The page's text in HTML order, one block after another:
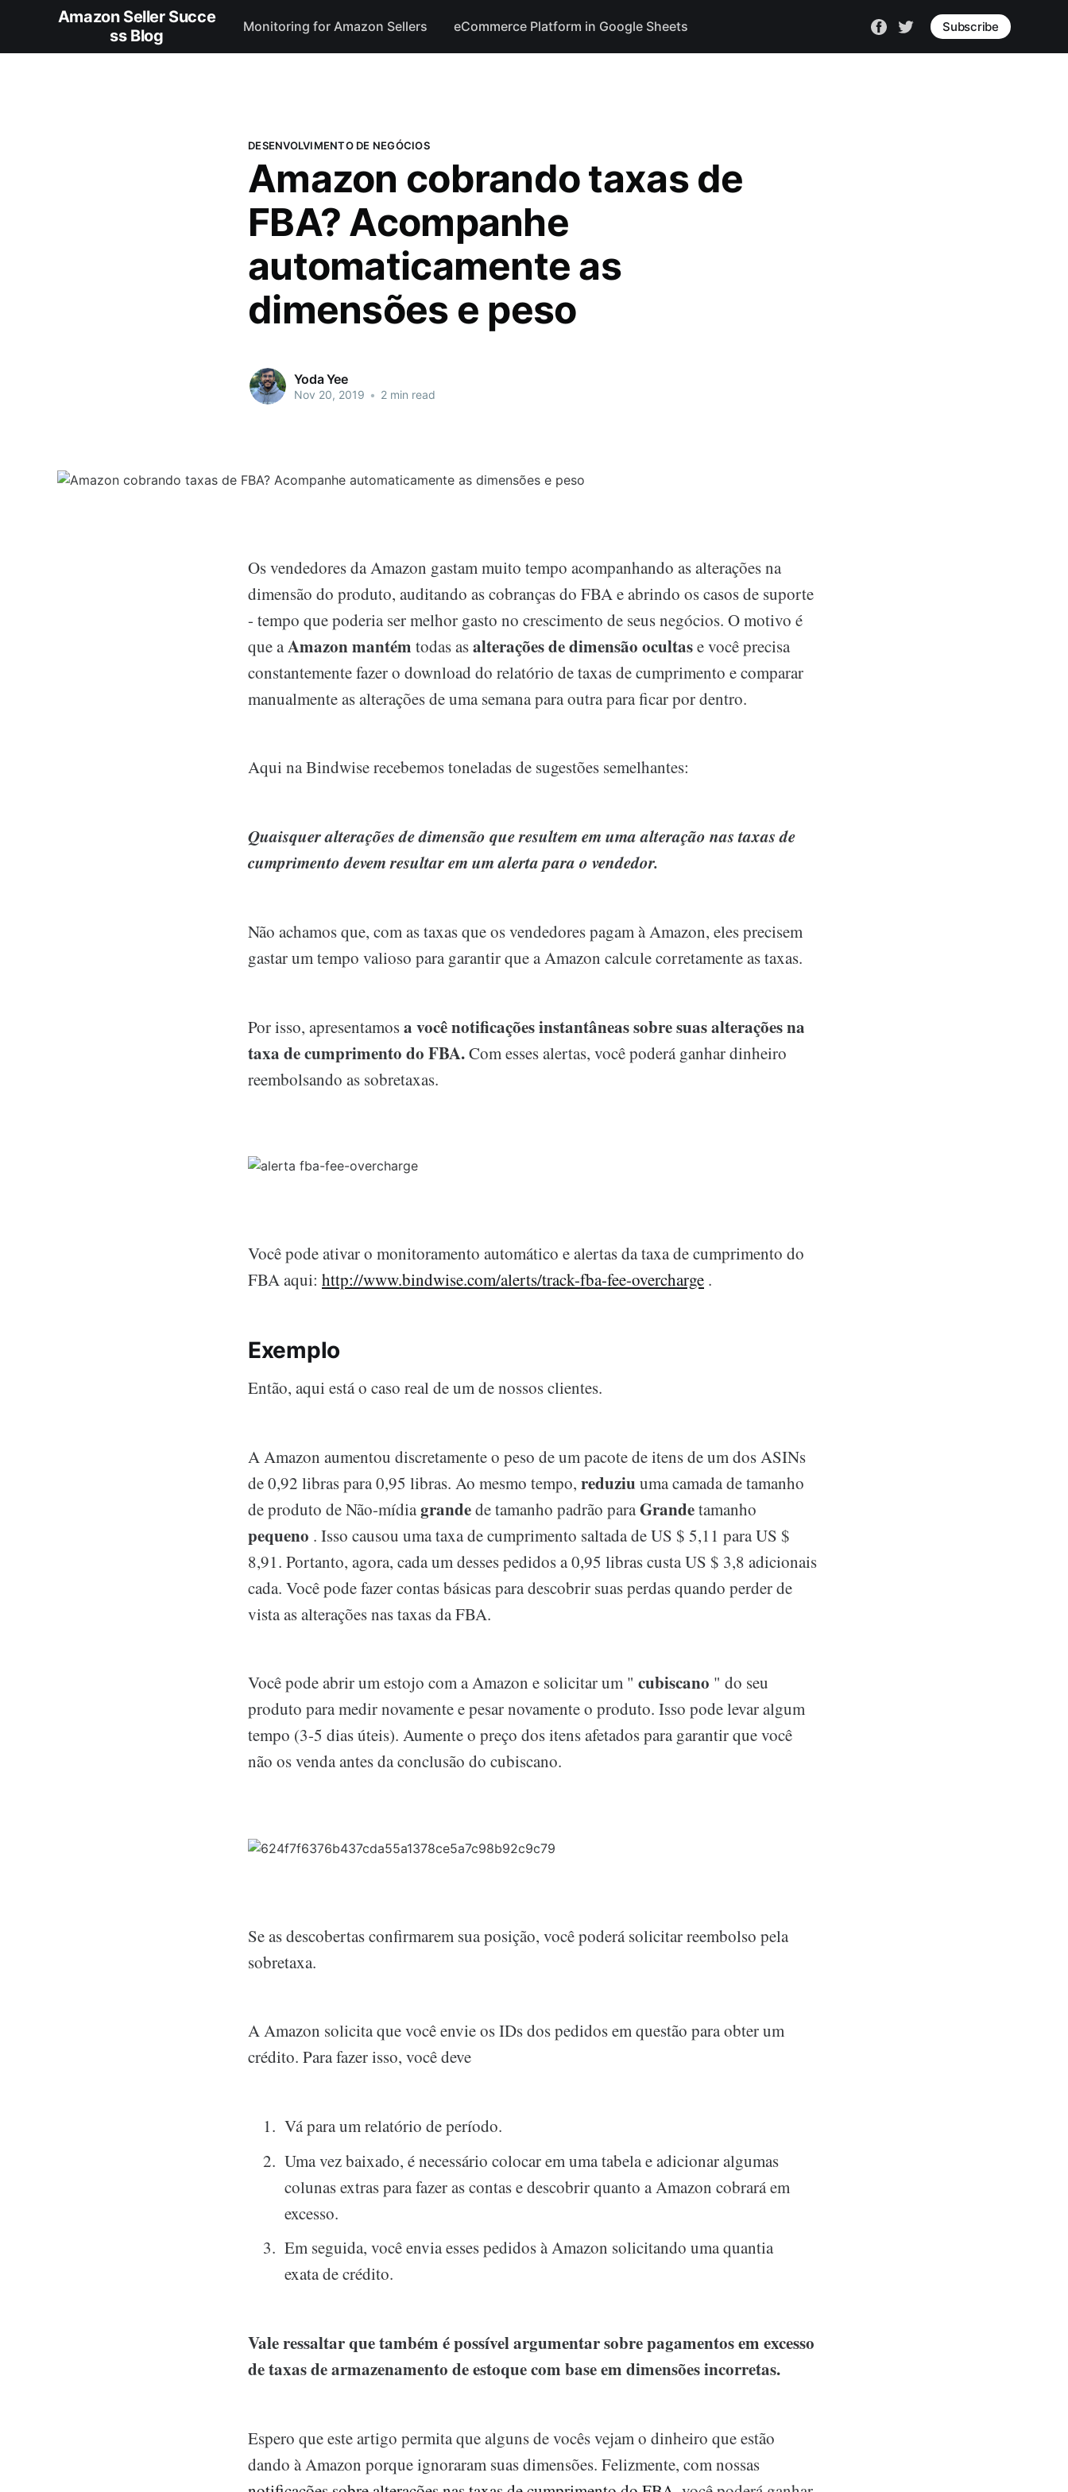
Amazon Seller Succe
ss Blog
Monitoring for Amazon Sellers eCommerce Platform in Google Sheets Subscribe
DESENVOLVIMENTO DE NEGÓCIOS
Amazon cobrando taxas de
FBA? Acompanhe
automaticamente as
dimensões e peso
Yoda Yee
Nov 20, 2019 • 2 min read
Os vendedores da Amazon gastam muito tempo acompanhando as alterações na
dimensão do produto, auditando as cobranças do FBA e abrindo os casos de suporte
- tempo que poderia ser melhor gasto no crescimento de seus negócios. O motivo é
que aAmazon mantém todas asalterações de dimensão ocultase você precisa
constantemente fazer o download do relatório de taxas de cumprimento e comparar
manualmente as alterações de uma semana para outra para ficar por dentro.
Aqui na Bindwise recebemos toneladas de sugestões semelhantes:
Quaisquer alterações de dimensão que resultem em uma alteração nas taxas de
cumprimento devem resultar em um alerta para o vendedor.
Não achamos que, com as taxas que os vendedores pagam à Amazon, eles precisem
gastar um tempo valioso para garantir que a Amazon calcule corretamente as taxas.
Por isso, apresentamosa você notificações instantâneas sobre suas alterações na
taxa de cumprimento do FBA.Com esses alertas, você poderá ganhar dinheiro
reembolsando as sobretaxas.
Você pode ativar o monitoramento automático e alertas da taxa de cumprimento do
FBA aqui: http://www.bindwise.com/alerts/track-fba-fee-overcharge .
Exemplo
Então, aqui está o caso real de um de nossos clientes.
A Amazon aumentou discretamente o peso de um pacote de itens de um dos ASINs
de 0,92 libras para 0,95 libras. Ao mesmo tempo, reduziuuma camada de tamanho
de produto de Não-mídiagrandede tamanho padrão paraGrandetamanho
pequeno . Isso causou uma taxa de cumprimento saltada de US $ 5,11 para US $
8,91. Portanto, agora, cada um desses pedidos a 0,95 libras custa US $ 3,8 adicionais
cada. Você pode fazer contas básicas para descobrir suas perdas quando perder de
vista as alterações nas taxas da FBA.
Você pode abrir um estojo com a Amazon e solicitar um " cubiscano " do seu
produto para medir novamente e pesar novamente o produto. Isso pode levar algum
tempo (3-5 dias úteis). Aumente o preço dos itens afetados para garantir que você
não os venda antes da conclusão do cubiscano.
Se as descobertas confirmarem sua posição, você poderá solicitar reembolso pela
sobretaxa.
A Amazon solicita que você envie os IDs dos pedidos em questão para obter um
crédito. Para fazer isso, você deve
Vá para um relatório de período.
Uma vez baixado, é necessário colocar em uma tabela e adicionar algumas
colunas extras para fazer as contas e descobrir quanto a Amazon cobrará em
excesso.
Em seguida, você envia esses pedidos à Amazon solicitando uma quantia
exata de crédito.
Vale ressaltar que também é possível argumentar sobre pagamentos em excesso
de taxas de armazenamento de estoque com base em dimensões incorretas.
Espero que este artigo permita que alguns de vocês vejam o dinheiro que estão
dando à Amazon porque ignoraram suas dimensões. Felizmente, com nossas